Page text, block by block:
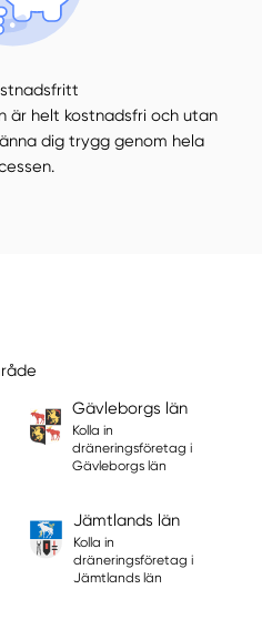
är helt kostnadsfri och utan
dig trygg genom hela
Gävleborgs län
Kolla in
dräneringsföretag i
Gävleborgs län
Jämtlands län
Kolla in
dräneringsföretag i
Jämtlands län